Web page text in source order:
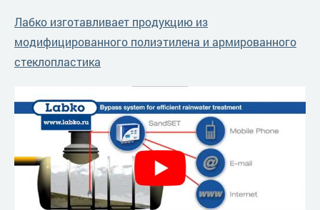
Лабко изготавливает продукцию из
модифицированного полиэтилена и армированного
стеклопластика